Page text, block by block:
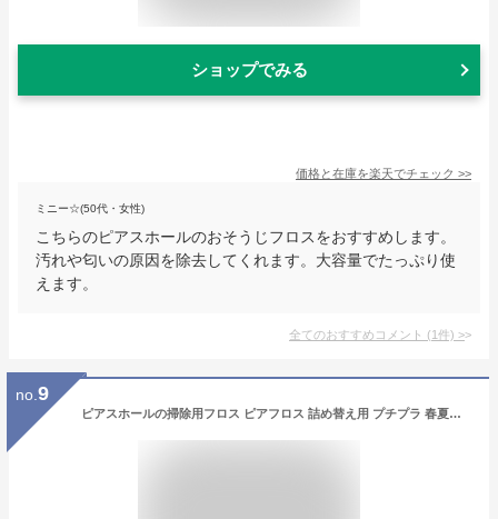
ショップでみる
価格と在庫を楽天でチェック >>
ミニー☆(50代・女性)
こちらのピアスホールのおそうじフロスをおすすめします。
汚れや匂いの原因を除去してくれます。大容量でたっぷり使
えます。
全てのおすすめコメント (1件) >
no. 9
ピアスホールの掃除用フロス ピアフロス 詰め替え用 プチプラ 春夏秋冬 大人気